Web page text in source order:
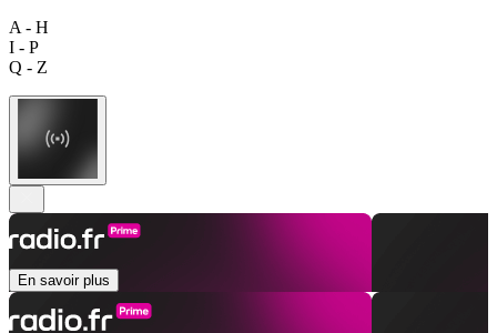
A - H
I - P
Q - Z
En savoir plus